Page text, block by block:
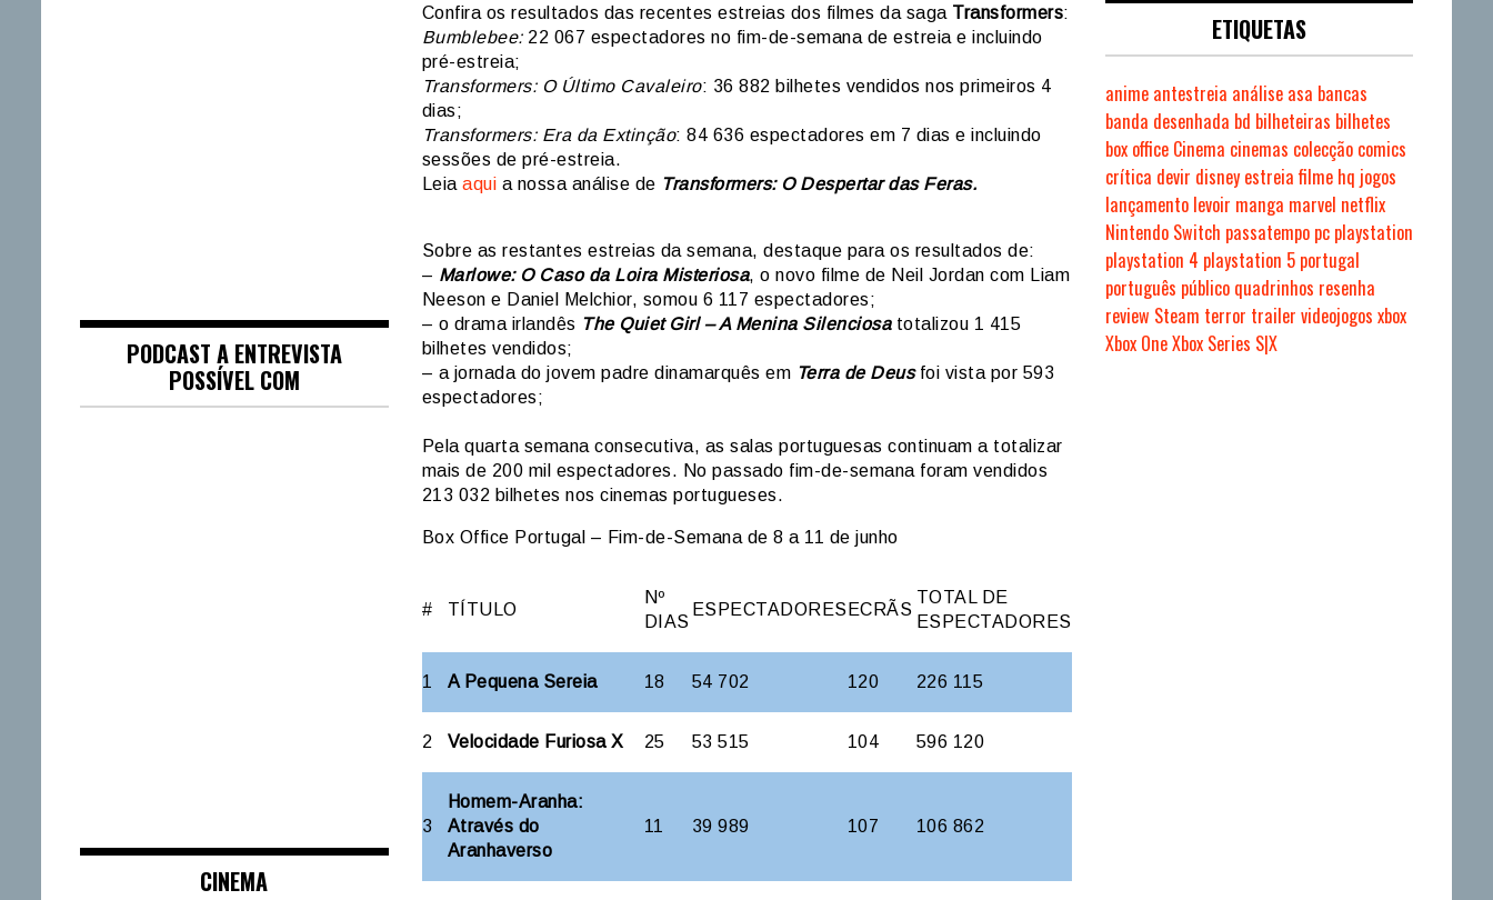
Confira os resultados das recentes estreias dos filmes da saga Transformers:
Bumblebee:22 067 espectadores no fim-de-semana de estreia e incluindo
pré-estreia;
Transformers: O Último Cavaleiro: 36 882 bilhetes vendidos nos primeiros 4
dias;
Transformers: Era da Extinção: 84 636 espectadores em 7 dias e incluindo
sessões de pré-estreia.
Leia aqui a nossa análise de Transformers: O Despertar das Feras.
Sobre as restantes estreias da semana, destaque para os resultados de:
– Marlowe: O Caso da Loira Misteriosa, o novo filme de Neil Jordan com Liam
Neeson e Daniel Melchior, somou 6 117 espectadores;
– o drama irlandês The Quiet Girl – A Menina Silenciosatotalizou 1 415
bilhetes vendidos;
– a jornada do jovem padre dinamarquês em Terra de Deusfoi vista por 593
espectadores;
Pela quarta semana consecutiva, as salas portuguesas continuam a totalizar
mais de 200 mil espectadores. No passado fim-de-semana foram vendidos
213 032 bilhetes nos cinemas portugueses.
Box Office Portugal – Fim-de-Semana de 8 a 11 de junho
# TÍTULO
Nº
DIAS
ESPECTADORES ECRÃS
TOTAL DE
ESPECTADORES
1 A Pequena Sereia 18 54 702 120 226 115
2 Velocidade Furiosa X 25 53 515 104 596 120
3
Homem-Aranha:
Através do
Aranhaverso
11 39 989 107 106 862
PODCAST A ENTREVISTA
POSSÍVEL COM
CINEMA
ETIQUETAS
anime antestreia análise asa bancas
banda desenhada bd bilheteiras bilhetes
box office Cinema cinemas colecção comics
crítica devir disney estreiafilme hq jogos
lançamento levoir manga marvel netflix
Nintendo Switch passatempo pc playstation
playstation 4 playstation 5 portugal
português público quadrinhos resenha
review Steam terror trailer videojogos xbox
Xbox OneXbox Series S|X